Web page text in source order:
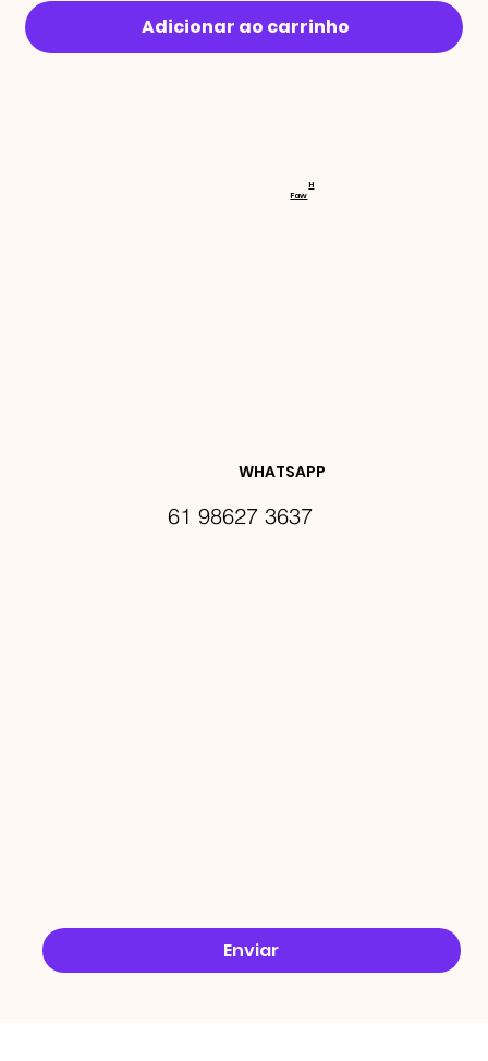
Adicionar ao carrinho
RECEBA
DES E
Enviar
WHATSAPP
61 98627 3637
Faw
H